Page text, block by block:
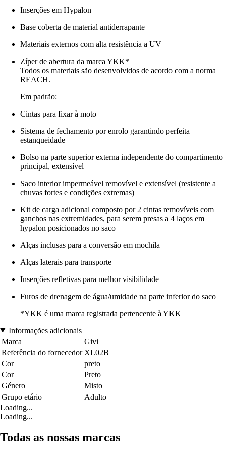
Inserções em Hypalon
Base coberta de material antiderrapante
Materiais externos com alta resistência a UV
Zíper de abertura da marca YKK*
Todos os materiais são desenvolvidos de acordo com a norma
REACH.
Em padrão:
Cintas para fixar à moto
Sistema de fechamento por enrolo garantindo perfeita
estanqueidade
Bolso na parte superior externa independente do compartimento
principal, extensível
Saco interior impermeável removível e extensível (resistente a
chuvas fortes e condições extremas)
Kit de carga adicional composto por 2 cintas removíveis com
ganchos nas extremidades, para serem presas a 4 laços em
hypalon posicionados no saco
Alças inclusas para a conversão em mochila
Alças laterais para transporte
Inserções refletivas para melhor visibilidade
Furos de drenagem de água/umidade na parte inferior do saco
*YKK é uma marca registrada pertencente à YKK
Informações adicionais
Marca
Givi
Referência do fornecedor XL02B
Cor
preto
Cor
Preto
Género
Misto
Grupo etário
Adulto
Loading...
Loading...
Todas as nossas marcas